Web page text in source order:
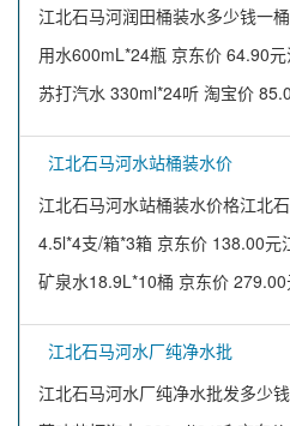
江北石马河润田桶装水多少钱一
用水600mL*24瓶 京东价 64.90
苏打汽水 330ml*24听 淘宝价
江北石马河水站桶装水价
江北石马河水站桶装水价格江北
4.5l*4支/箱*3箱 京东价 138.00
矿泉水18.9L*10桶 京东价
江北石马河水厂纯净水批
江北石马河水厂纯净水批发多少